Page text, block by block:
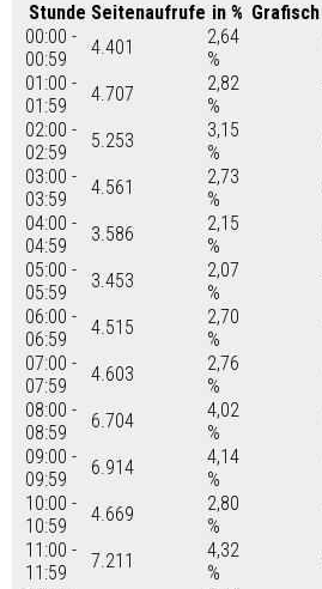
Stunde Seitenaufrufe in % Grafisch
00:00 -
00:59
4.401
2,64
%
01:00 -
01:59
4.707
2,82
%
02:00 -
02:59
5.253
3,15
%
03:00 -
03:59
4.561
2,73
%
04:00 -
04:59
3.586
2,15
%
05:00 -
05:59
3.453
2,07
%
06:00 -
06:59
4.515
2,70
%
07:00 -
07:59
4.603
2,76
%
08:00 -
08:59
6.704
4,02
%
09:00 -
09:59
6.914
4,14
%
10:00 -
10:59
4.669
2,80
%
11:00 -
11:59
7.211
4,32
%